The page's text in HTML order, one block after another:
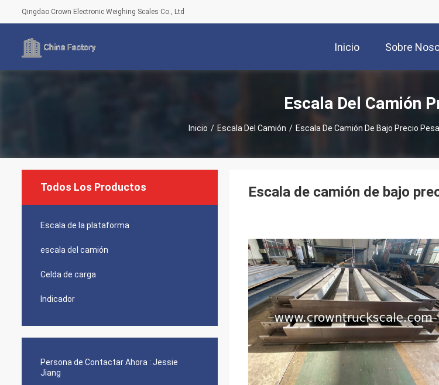
Qingdao Crown Electronic Weighing Scales Co., Ltd
Inicio Sobre
Escala Del Camión
Inicio / Escala Del Camión / Escala De Camión De Bajo Precio
Todos Los Productos
Escala de la plataforma
escala del camión
Celda de carga
Indicador
Persona de Contactar Ahora : Jessie
Jiang
Escala de camión de bajo